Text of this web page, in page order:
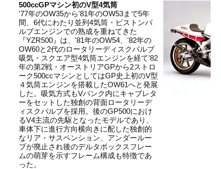
500ccGPマシン初のV型4気筒
'77年のOW35から'81年のOW53まで5年
間、6代にわたり並列4気筒・ピストンバ
ルブエンジンでの熟成を重ねてきた
『YZR500』は、'81年のOW54、'82年の
OW60と2代のロータリーディスクバルブ
吸気・スクエア型4気筒エンジンを経て'82
年の第2戦・オーストリアGPから2ストロ
ーク500ccマシンとしてはGP史上初のV型
４気筒エンジンを搭載したOW61へと発展
した。吸気方式もVバンク内にキャブレタ
ーをセットした独創の背面ロータリーデ
ィスクバルブを採用。後のGP500におけ
るV4主流の先駆となったモデルであり、
車体下に進行方向横向きに配した独創的
なリア・サスペンション、アンダールー
プが廃止され後のデルタボックスフレー
ムの萌芽を示すフレーム構成も特徴であ
った。